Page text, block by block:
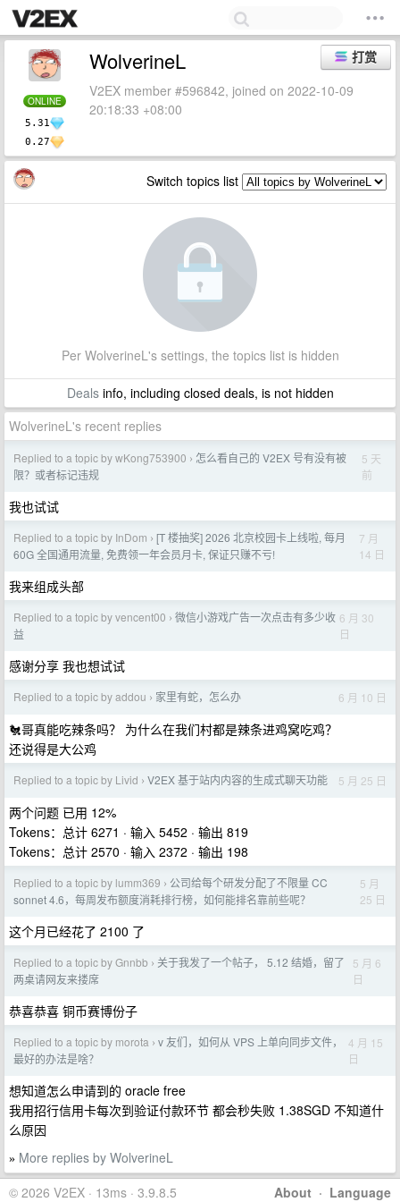
ONLINE
5.31
0.27
打赏
WolverineL
V2EX member #596842, joined on 2022-10-09
20:18:33 +08:00
Switch topics list
Per WolverineL's settings, the topics list is hidden
Dealsinfo, including closed deals, is not hidden
WolverineL's recent replies
Replied to a topic by wKong753900 › 怎么看自己的 V2EX 号有没有被
限？或者标记违规
5 天
前
我也试试
Replied to a topic by InDom › [T 楼抽奖] 2026 北京校园卡上线啦, 每月
60G 全国通用流量, 免费领一年会员月卡, 保证只赚不亏!
7 月
14 日
我来组成头部
Replied to a topic by vencent00 › 微信小游戏广告一次点击有多少收
益
6 月 30
日
感谢分享 我也想试试
Replied to a topic by addou › 家里有蛇，怎么办 6 月 10 日
🐔哥真能吃辣条吗？ 为什么在我们村都是辣条进鸡窝吃鸡？
还说得是大公鸡
Replied to a topic by Livid › V2EX 基于站内内容的生成式聊天功能 5 月 25 日
两个问题 已用 12%
Tokens：总计 6271 · 输入 5452 · 输出 819
Tokens：总计 2570 · 输入 2372 · 输出 198
Replied to a topic by lumm369 › 公司给每个研发分配了不限量 CC
sonnet 4.6，每周发布额度消耗排行榜，如何能排名靠前些呢？
5 月
25 日
这个月已经花了 2100 了
Replied to a topic by Gnnbb › 关于我发了一个帖子， 5.12 结婚，留了
两桌请网友来搂席
5 月 6
日
恭喜恭喜 铜币赛博份子
Replied to a topic by morota › v 友们，如何从 VPS 上单向同步文件，
最好的办法是啥？
4 月 15
日
想知道怎么申请到的 oracle free
我用招行信用卡每次到验证付款环节 都会秒失败 1.38SGD 不知道什
么原因
» More replies by WolverineL
About · Language
© 2026 V2EX · 13ms · 3.9.8.5